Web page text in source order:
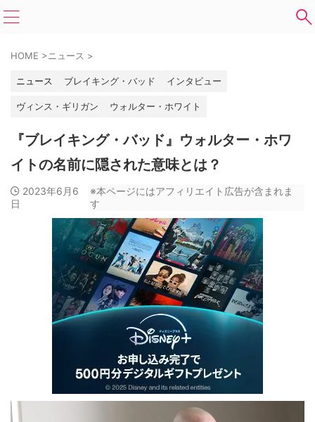
HOME >ニュース >
ニュース ブレイキング・バッド インタビュー
ヴィンス・ギリガン ウォルター・ホワイト
『ブレイキング・バッド』ウォルター・ホワ
イトの名前に隠された意味とは？
2023年6月6
日
※本ページにはアフィリエイト広告が含まれま
す